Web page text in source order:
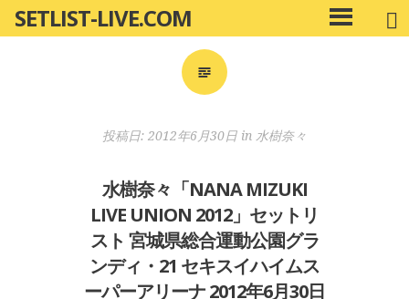
ン
SETLIST-LIVE.COM
メ
イ
投稿日: 2012年6月30日 in 水樹奈々
水樹奈々「NANA MIZUKI
LIVE UNION 2012」セットリ
スト 宮城県総合運動公園グラ
ンディ・21 セキスイハイムス
ーパーアリーナ 2012年6月30日